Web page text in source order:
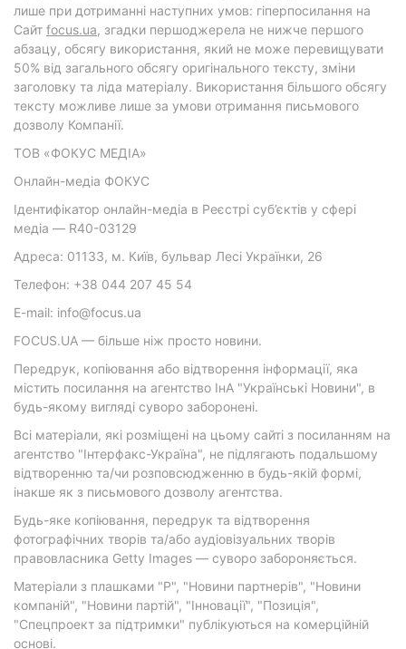
лише при дотриманні наступних умов: гіперпосилання на
Cайт focus.ua, згадки першоджерела не нижче першого
абзацу, обсягу використання, який не може перевищувати
50% від загального обсягу оригінального тексту, зміни
заголовку та ліда матеріалу. Використання більшого обсягу
тексту можливе лише за умови отримання письмового
дозволу Компанії.
ТОВ «ФОКУС МЕДІА»
Онлайн-медіа ФОКУС
Ідентифікатор онлайн-медіа в Реєстрі суб’єктів у сфері
медіа — R40-03129
Адреса: 01133, м. Київ, бульвар Лесі Українки, 26
Телефон: +38 044 207 45 54
E-mail: info@focus.ua
FOCUS.UA — більше ніж просто новини.
Передрук, копіювання або відтворення інформації, яка
містить посилання на агентство ІнА "Українські Новини", в
будь-якому вигляді суворо заборонені.
Всі матеріали, які розміщені на цьому сайті з посиланням на
агентство "Інтерфакс-Україна", не підлягають подальшому
відтворенню та/чи розповсюдженню в будь-якій формі,
інакше як з письмового дозволу агентства.
Будь-яке копіювання, передрук та відтворення
фотографічних творів та/або аудіовізуальних творів
правовласника Getty Images — суворо забороняється.
Матеріали з плашками "Р", "Новини партнерів", "Новини
компаній", "Новини партій", "Інновації", "Позиція",
"Спецпроект за підтримки" публікуються на комерційній
основі.